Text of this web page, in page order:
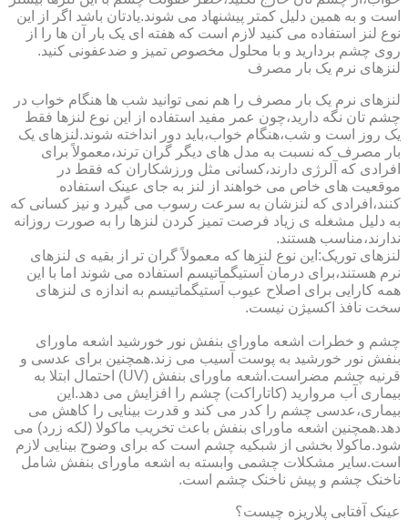
است و به همین دلیل کمتر پیشنهاد می شوند.یادتان باشد اگر از این
نوع لنز استفاده می کنید لازم است که هفته ای یک بار آن ها را از
روی چشم بردارید و با محلول مخصوص تمیز و ضدعفونی کنید.
لنزهای نرم یک بار مصرف
لنزهای نرم یک بار مصرف را هم نمی توانید شب ها هنگام خواب در
چشم تان نگه دارید،چون عمر مفید استفاده از این نوع لنزها فقط
یک روز است و شب،هنگام خواب،باید دور انداخته شوند.لنزهای یک
بار مصرف که نسبت به مدل های دیگر گران ترند،معمولاً برای
افرادی که آلرژی دارند،کسانی مثل ورزشکاران که فقط در
موقعیت های خاص می خواهند از لنز به جای عینک استفاده
کنند،افرادی که لنزشان به سرعت رسوب می گیرد و نیز کسانی که
به دلیل مشغله ی زیاد فرصت تمیز کردن لنزها را به صورت روزانه
ندارند،مناسب هستند.
لنزهای توریک:این نوع لنزها که معمولاً گران تر از بقیه ی لنزهای
نرم هستند،برای درمان آستیگماتیسم استفاده می شوند اما با این
همه کارایی برای اصلاح عیوب آستیگماتیسم به اندازه ی لنزهای
سخت نافذ اکسیژن نیست.
چشم و خطرات اشعه ماورای بنفش نور خورشید اشعه ماورای
بنفش نور خورشید به پوست آسیب می زند.همچنین برای عدسی و
قرنیه چشم مضراست.اشعه ماورای بنفش (UV) احتمال ابتلا به
بیماری آب مروارید (کاتاراکت) چشم را افزایش می دهد.این
بیماری،عدسی چشم را کدر می کند و قدرت بینایی را کاهش می
دهد.همچنین اشعه ماورای بنفش باعث تخریب ماکولا (لکه زرد) می
شود.ماکولا بخشی از شبکیه چشم است که برای وضوح بینایی لازم
است.سایر مشکلات چشمی وابسته به اشعه ماورای بنفش شامل
ناخنک چشم و پیش ناخنک چشم است.
عینک آفتابی پلاریزه چیست؟